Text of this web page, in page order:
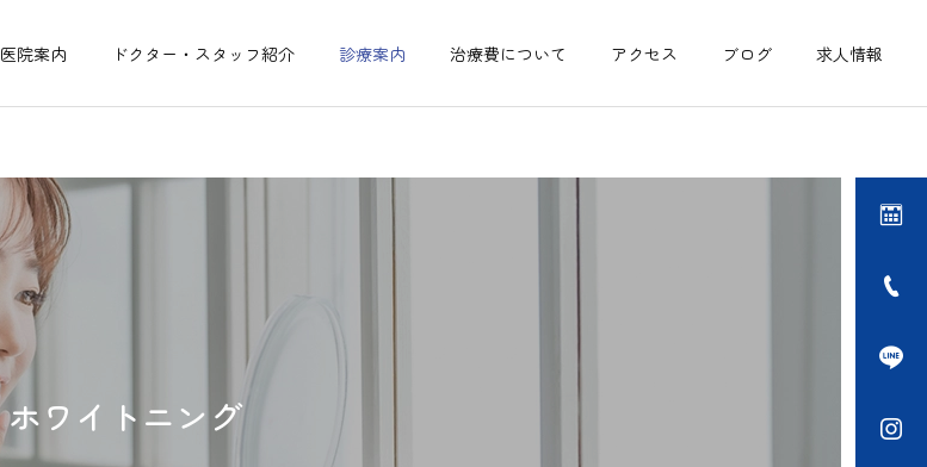
医院案内 ドクター・スタッフ紹介 診療案内 治療費について アクセス ブログ 求人情報
ホワイトニング